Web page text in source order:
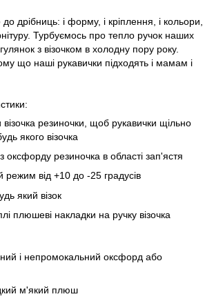
дрібниць: і форму, і кріплення, і кольори,
Турбуємось про тепло ручок наших
з візочком в холодну пору року.
що наші рукавички підходять і мамам і
візочка резиночки, щоб рукавички щільно
якого візочка
оксфорду резиночка в області зап'ястя
режим від +10 до -25 градусів
який візок
плюшеві накладки на ручку візочка
і непромокальний оксфорд або
м'який плюш